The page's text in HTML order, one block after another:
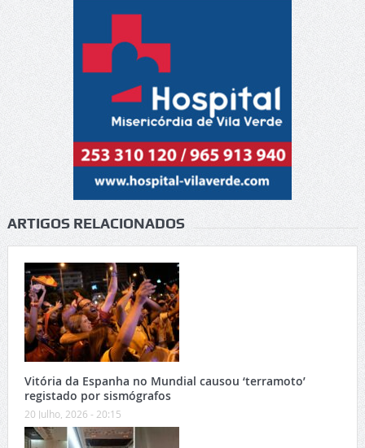
ARTIGOS RELACIONADOS
Vitória da Espanha no Mundial causou ‘terramoto’
registado por sismógrafos
20 Julho, 2026 - 20:15